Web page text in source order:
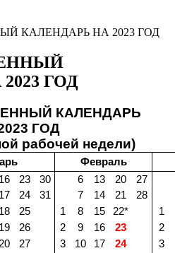
КАЛЕНДАРЬ НА 2023 ГОД
ГОД
КАЛЕНДАРЬ
ГОД
рабочей недели)
Февраль
16 23 30 6 13 20
27
17 24 31 7 14 21
28
18 25 1 8 15 22*
1
19 26 2 9 16 23
2
20 27 3 10 17 24
3